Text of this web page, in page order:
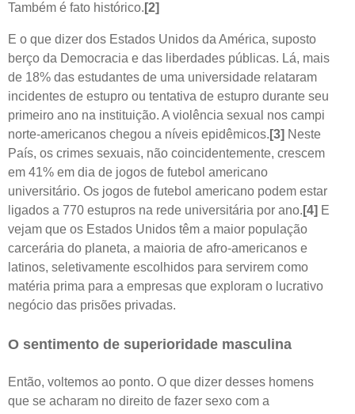
Também é fato histórico. [2]
E o que dizer dos Estados Unidos da América, suposto
berço da Democracia e das liberdades públicas. Lá, mais
de 18% das estudantes de uma universidade relataram
incidentes de estupro ou tentativa de estupro durante seu
primeiro ano na instituição. A violência sexual nos campi
norte-americanos chegou a níveis epidêmicos. [3] Neste
País, os crimes sexuais, não coincidentemente, crescem
em 41% em dia de jogos de futebol americano
universitário. Os jogos de futebol americano podem estar
ligados a 770 estupros na rede universitária por ano. [4] E
vejam que os Estados Unidos têm a maior população
carcerária do planeta, a maioria de afro-americanos e
latinos, seletivamente escolhidos para servirem como
matéria prima para a empresas que exploram o lucrativo
negócio das prisões privadas.
O sentimento de superioridade masculina
Então, voltemos ao ponto. O que dizer desses homens
que se acharam no direito de fazer sexo com a